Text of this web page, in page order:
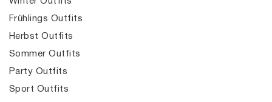
Frühlings Outfits
Herbst Outfits
Sommer Outfits
Party Outfits
Sport Outfits